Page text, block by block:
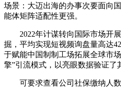
场景：大迈出海的办事次要面向
能体矩阵适配性更强。
2022年计谋转向国际市场开展
掘，平均实现短视频询盘量高达
于赋能中国制制工场拓展全球市
擎”引流模式，以亮眼数据验证了
可要求查看公司社保缴纳人数